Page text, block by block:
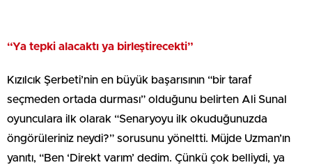
“Ya tepki alacaktı ya birleştirecekti”
Kızılcık Şerbeti’nin en büyük başarısının “bir taraf
seçmeden ortada durması” olduğunu belirten Ali Sunal
oyunculara ilk olarak “Senaryoyu ilk okuduğunuzda
öngörüleriniz neydi?” sorusunu yöneltti. Müjde Uzman’ın
yanıtı, “Ben ‘Direkt varım’ dedim. Çünkü çok belliydi, ya